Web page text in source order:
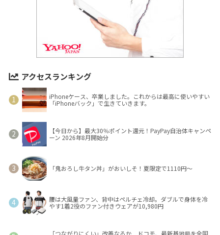
アクセスランキング
iPhoneケース、卒業しました。これからは最高に使いやすい
「iPhoneバック」で生きていきます。
【今日から】最大30％ポイント還元！PayPay自治体キャンペ
ーン 2026年8月開始分
「鬼おろし牛タン丼」がおいしそ！夏限定で1110円～
腰は大風量ファン、背中はペルチェ冷却。ダブルで身体を冷
やす1着2役のファン付きウェアが10,980円